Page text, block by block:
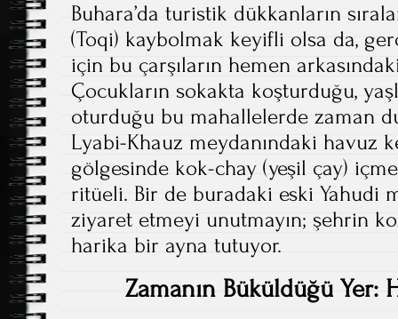
Buhara’da turistik dükkanların
(Toqi) kaybolmak keyifli olsa da,
için bu çarşıların hemen
Çocukların sokakta koşturduğu,
oturduğu bu mahallelerde zaman
Lyabi-Khauz meydanındaki havuz
gölgesinde kok-chay (yeşil çay)
ritüeli. Bir de buradaki eski Yahudi
ziyaret etmeyi unutmayın; şehrin
harika bir ayna tutuyor.
Zamanın Büküldüğü Yer: